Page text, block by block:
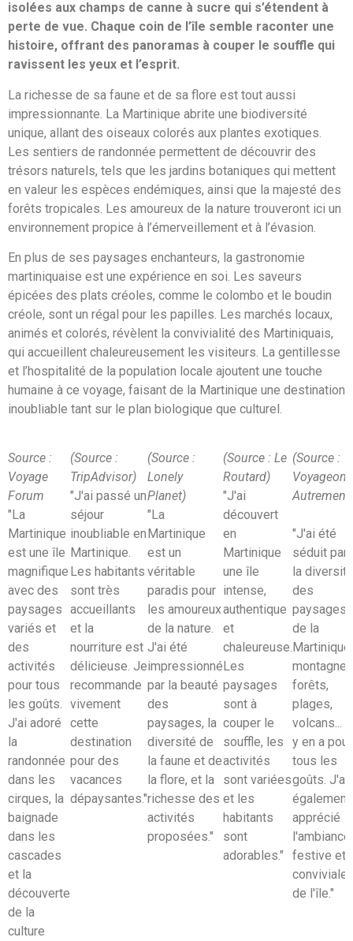
isolées aux champs de canne à sucre qui s’étendent à
perte de vue. Chaque coin de l’île semble raconter une
histoire, offrant des panoramas à couper le souffle qui
ravissent les yeux et l’esprit.
La richesse de sa faune et de sa flore est tout aussi
impressionnante. La Martinique abrite une biodiversité
unique, allant des oiseaux colorés aux plantes exotiques.
Les sentiers de randonnée permettent de découvrir des
trésors naturels, tels que les jardins botaniques qui mettent
en valeur les espèces endémiques, ainsi que la majesté des
forêts tropicales. Les amoureux de la nature trouveront ici un
environnement propice à l’émerveillement et à l’évasion.
En plus de ses paysages enchanteurs, la gastronomie
martiniquaise est une expérience en soi. Les saveurs
épicées des plats créoles, comme le colombo et le boudin
créole, sont un régal pour les papilles. Les marchés locaux,
animés et colorés, révèlent la convivialité des Martiniquais,
qui accueillent chaleureusement les visiteurs. La gentillesse
et l’hospitalité de la population locale ajoutent une touche
humaine à ce voyage, faisant de la Martinique une destination
inoubliable tant sur le plan biologique que culturel.
Source :
Voyage
Forum
"La
Martinique
est une île
magnifique
avec des
paysages
variés et
des
activités
pour tous
les goûts.
J'ai adoré
la
randonnée
dans les
cirques, la
baignade
dans les
cascades
et la
découverte
de la
culture
(Source :
TripAdvisor)
"J'ai passé un
séjour
inoubliable en
Martinique.
Les habitants
sont très
accueillants
et la
nourriture est
délicieuse. Je
recommande
vivement
cette
destination
pour des
vacances
dépaysantes."
(Source :
Lonely
Planet)
"La
Martinique
est un
véritable
paradis pour
les amoureux
de la nature.
J'ai été
impressionné
par la beauté
des
paysages, la
diversité de
la faune et de
la flore, et la
richesse des
activités
proposées."
(Source : Le
Routard)
"J'ai
découvert
en
Martinique
une île
intense,
authentique
et
chaleureuse.
Les
paysages
sont à
couper le
souffle, les
activités
sont variées
et les
habitants
sont
adorables."
(Source :
Voyageons
Autrement)
"J'ai été
séduit par
la diversité
des
paysages
de la
Martinique
forêts,
plages,
volcans... Il
y en a pour
tous les
goûts. J'ai
également
apprécié
l'ambiance
festive et
conviviale
de l'île."